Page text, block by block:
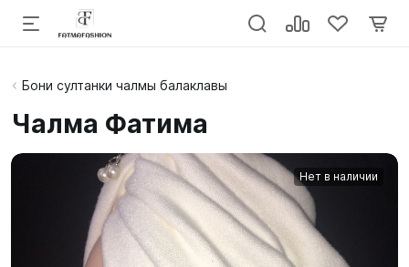
Бони султанки чалмы балаклавы
Чалма Фатима
Нет в наличии